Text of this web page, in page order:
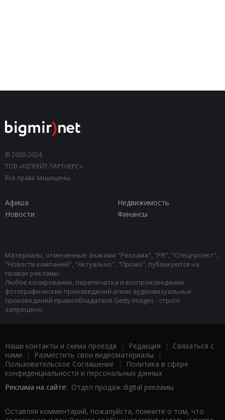
© 2000-2024,
ТОВ «КЕПРЕЙТ ПАРТНЕРС».
Все права защищены.
Афиша
Недвижимость
Новости
Финансы
Материалы, отмеченные знаками "Реклама", "PR", "Спецпроект",
"Новости компаний", "Актуально", "Промо", публикуются на
правах рекламы.
Любое копирование, перепечатка и воспроизведение
фотографических произведений и/или аудиовизуальных
произведений правообладателя Getty Images - строго
запрещено.
Наши контакты и схема проезда | Редакция | Связаться с
нами | Разместить свои видеоматериалы |
Пользовательское Соглашение |
Политика в сфере
конфиденциальности и персональных данных
Реклама на сайте: Отдел продаж digital рекламы
Оставляя комментарий, пожалуйста, помните о том, что